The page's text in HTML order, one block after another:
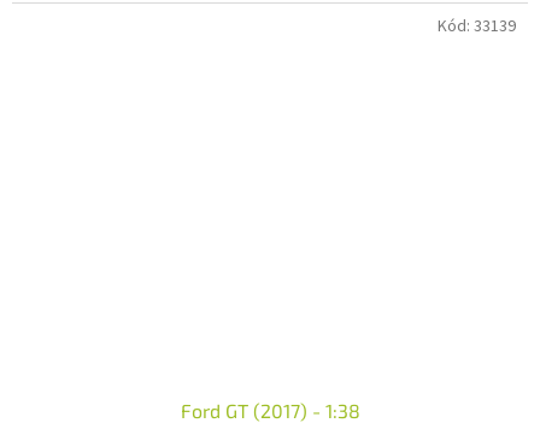
Ford GT (2017) - 1:38
Kód: 33139